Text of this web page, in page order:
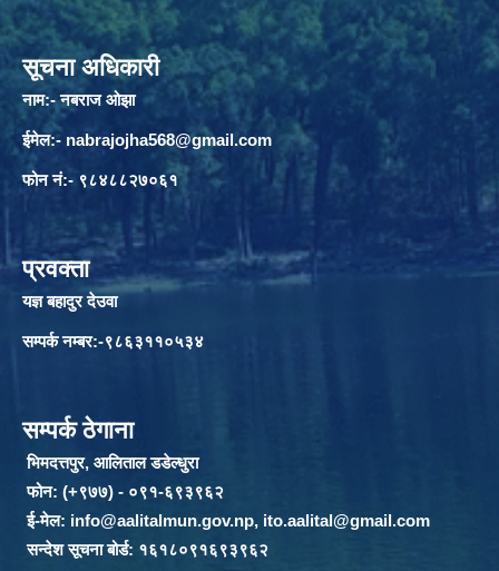
सूचना अधिकारी
नाम:- नबराज ओझा
ईमेल:- nabrajojha568@gmail.com
फोन नं:- ९८४८८२७०६१
प्रवक्ता
यज्ञ बहादुर देउवा
सम्पर्क नम्बर:-९८६३११०५३४
सम्पर्क ठेगाना
भिमदत्तपुर, आलिताल डडेल्धुरा
फोन: (+९७७) - ०९१-६९३९६२
ई-मेल: info@aalitalmun.gov.np, ito.aalital@gmail.com
सन्देश सूचना बोर्ड: १६१८०९१६९३९६२